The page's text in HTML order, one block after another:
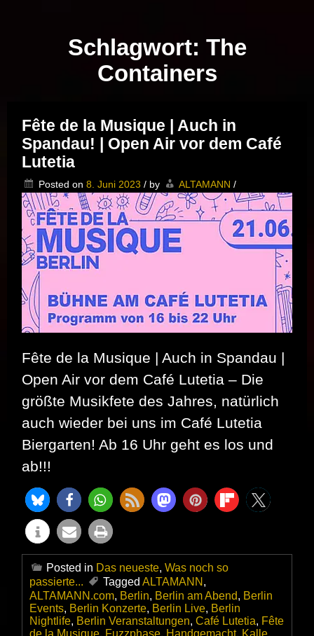
Schlagwort: The
Containers
Fête de la Musique | Auch in
Spandau! | Open Air vor dem Café
Lutetia
Posted on 8. Juni 2023 / by ALTAMANN /
Fête de la Musique | Auch in Spandau |
Open Air vor dem Café Lutetia – Die
größte Musikfete des Jahres, natürlich
auch wieder bei uns im Café Lutetia
Biergarten! Ab 16 Uhr geht es los und
ab!!!
Posted in Das neueste, Was noch so
passierte...
Tagged ALTAMANN ,
ALTAMANN.com, Berlin, Berlin am Abend, Berlin
Events, Berlin Konzerte, Berlin Live, Berlin
Nightlife, Berlin Veranstaltungen, Café Lutetia, Fête